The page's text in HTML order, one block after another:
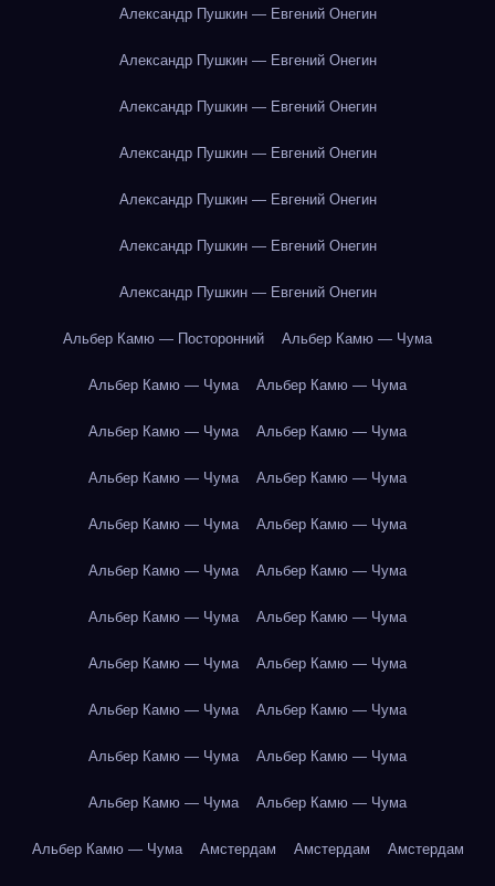
Александр Пушкин — Евгений Онегин
Александр Пушкин — Евгений Онегин
Александр Пушкин — Евгений Онегин
Александр Пушкин — Евгений Онегин
Александр Пушкин — Евгений Онегин
Александр Пушкин — Евгений Онегин
Александр Пушкин — Евгений Онегин
Альбер Камю — Посторонний Альбер Камю — Чума
Альбер Камю — Чума Альбер Камю — Чума
Альбер Камю — Чума Альбер Камю — Чума
Альбер Камю — Чума Альбер Камю — Чума
Альбер Камю — Чума Альбер Камю — Чума
Альбер Камю — Чума Альбер Камю — Чума
Альбер Камю — Чума Альбер Камю — Чума
Альбер Камю — Чума Альбер Камю — Чума
Альбер Камю — Чума Альбер Камю — Чума
Альбер Камю — Чума Альбер Камю — Чума
Альбер Камю — Чума Альбер Камю — Чума
Альбер Камю — Чума Амстердам Амстердам Амстердам